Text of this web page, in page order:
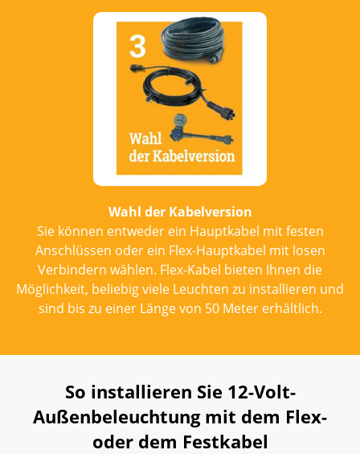
Wahl der Kabelversion
Sie können entweder ein Hauptkabel mit festen
Anschlüssen oder ein Flex-Hauptkabel mit losen
Verbindern wählen. Flex-Kabel bieten Ihnen die
Möglichkeit, beliebig viele Leuchten zu installieren und
sind bis zu einer Länge von 50 Meter erhältlich.
So installieren Sie 12-Volt-
Außenbeleuchtung mit dem Flex-
oder dem Festkabel